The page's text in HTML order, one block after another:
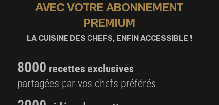
AVEC VOTRE ABONNEMENT
PREMIUM
LA CUISINE DES CHEFS, ENFIN ACCESSIBLE !
8000 recettes exclusives
partagées par vos chefs préférés